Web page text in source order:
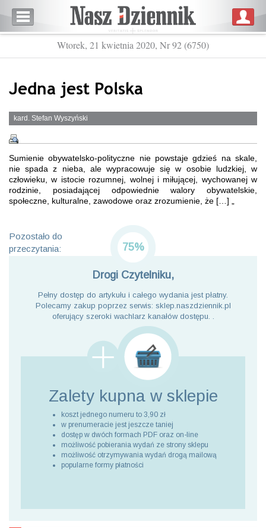
Wtorek, 21 kwietnia 2020, Nr 92 (6750)
Jedna jest Polska
kard. Stefan Wyszyński
Sumienie obywatelsko-polityczne nie powstaje gdzieś na skale,
nie spada z nieba, ale wypracowuje się w osobie ludzkiej, w
człowieku, w istocie rozumnej, wolnej i miłującej, wychowanej w
rodzinie, posiadającej odpowiednie walory obywatelskie,
społeczne, kulturalne, zawodowe oraz zrozumienie, że […] „
Pozostało do
przeczytania:
75%
Drogi Czytelniku,
Pełny dostęp do artykułu i całego wydania jest płatny.
Polecamy zakup poprzez serwis: sklep.naszdziennik.pl
oferujący szeroki wachlarz kanałów dostępu. .
Zalety kupna w sklepie
koszt jednego numeru to 3,90 zł
w prenumeracie jest jeszcze taniej
dostęp w dwóch formach PDF oraz on-line
możliwość pobierania wydań ze strony sklepu
możliwość otrzymywania wydań drogą mailową
popularne formy płatności